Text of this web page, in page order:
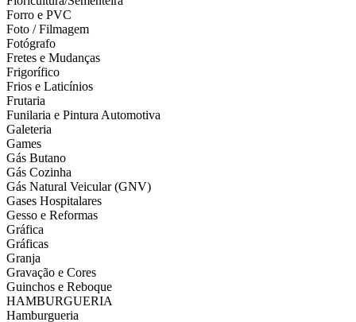
Forro e PVC
Foto / Filmagem
Fotógrafo
Fretes e Mudanças
Frigorífico
Frios e Laticínios
Frutaria
Funilaria e Pintura Automotiva
Galeteria
Games
Gás Butano
Gás Cozinha
Gás Natural Veicular (GNV)
Gases Hospitalares
Gesso e Reformas
Gráfica
Gráficas
Granja
Gravação e Cores
Guinchos e Reboque
HAMBURGUERIA
Hamburgueria